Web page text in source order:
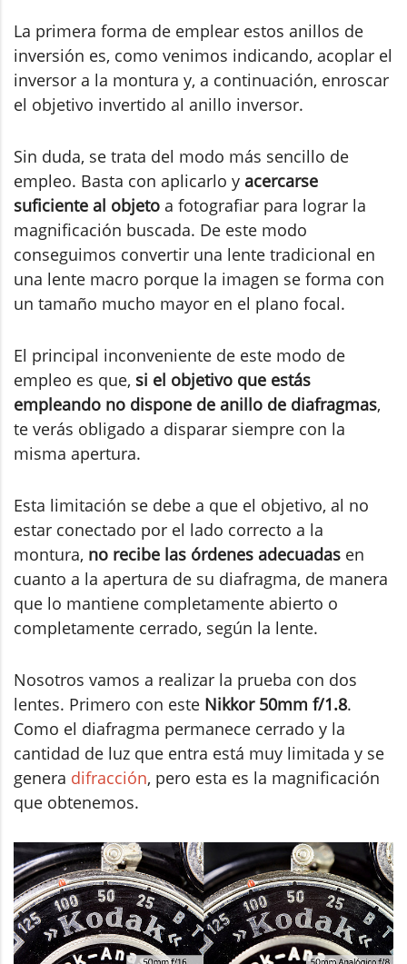
La primera forma de emplear estos anillos de
inversión es, como venimos indicando, acoplar el
inversor a la montura y, a continuación, enroscar
el objetivo invertido al anillo inversor.
Sin duda, se trata del modo más sencillo de
empleo. Basta con aplicarlo y acercarse
suficiente al objeto a fotografiar para lograr la
magnificación buscada. De este modo
conseguimos convertir una lente tradicional en
una lente macro porque la imagen se forma con
un tamaño mucho mayor en el plano focal.
El principal inconveniente de este modo de
empleo es que, si el objetivo que estás
empleando no dispone de anillo de diafragmas,
te verás obligado a disparar siempre con la
misma apertura.
Esta limitación se debe a que el objetivo, al no
estar conectado por el lado correcto a la
montura, no recibe las órdenes adecuadas en
cuanto a la apertura de su diafragma, de manera
que lo mantiene completamente abierto o
completamente cerrado, según la lente.
Nosotros vamos a realizar la prueba con dos
lentes. Primero con este Nikkor 50mm f/1.8.
Como el diafragma permanece cerrado y la
cantidad de luz que entra está muy limitada y se
genera difracción, pero esta es la magnificación
que obtenemos.